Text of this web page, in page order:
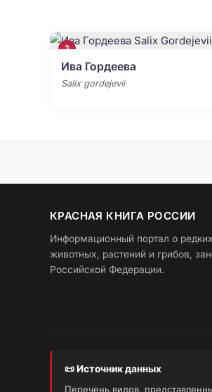
3
Ива Гордеева
Salix gordejevii
КРАСНАЯ КНИГА РОССИИ
Информационный портал о
животных, растений и грибов,
Российской Федерации.
📜 Источник данных
Перечень видов,